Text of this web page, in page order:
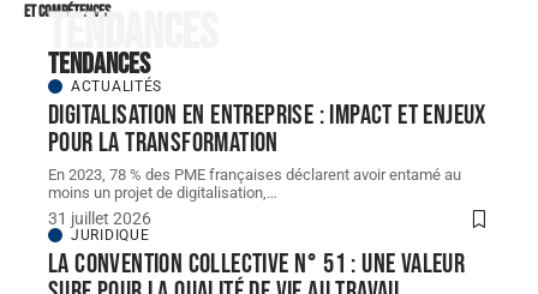
et compétences
Tendances
Tendances
ACTUALITÉS
Digitalisation en entreprise : impact et enjeux
pour la transformation
En 2023, 78 % des PME françaises déclarent avoir entamé au
moins un projet de digitalisation, …
31 juillet 2026
JURIDIQUE
La convention collective n° 51 : une valeur